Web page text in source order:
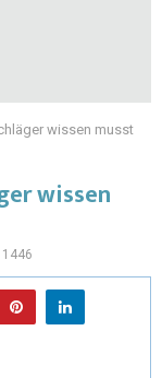
wissen musst
wissen
1446